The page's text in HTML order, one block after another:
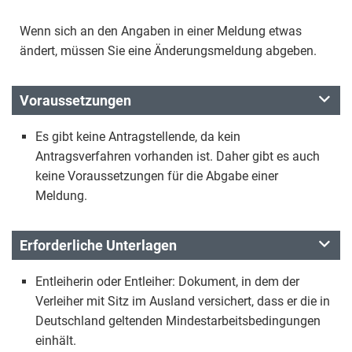
Wenn sich an den Angaben in einer Meldung etwas
ändert, müssen Sie eine Änderungsmeldung abgeben.
Voraussetzungen
Es gibt keine Antragstellende, da kein
Antragsverfahren vorhanden ist. Daher gibt es auch
keine Voraussetzungen für die Abgabe einer
Meldung.
Erforderliche Unterlagen
Entleiherin oder Entleiher: Dokument, in dem der
Verleiher mit Sitz im Ausland versichert, dass er die in
Deutschland geltenden Mindestarbeitsbedingungen
einhält.